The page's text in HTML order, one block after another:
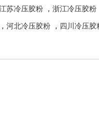
苏冷压胶粉 ，浙江冷压胶粉
，河北冷压胶粉 ， 四川冷压胶